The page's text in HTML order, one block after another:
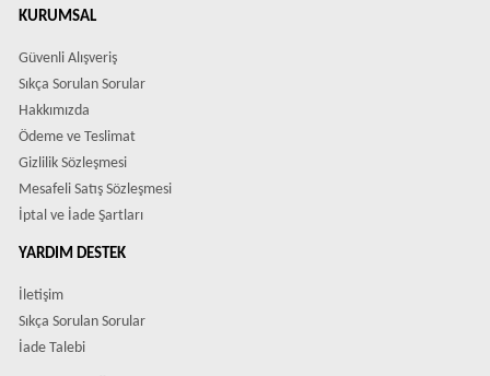
KURUMSAL
Güvenli Alışveriş
Sıkça Sorulan Sorular
Hakkımızda
Ödeme ve Teslimat
Gizlilik Sözleşmesi
Mesafeli Satış Sözleşmesi
İptal ve İade Şartları
YARDIM DESTEK
İletişim
Sıkça Sorulan Sorular
İade Talebi